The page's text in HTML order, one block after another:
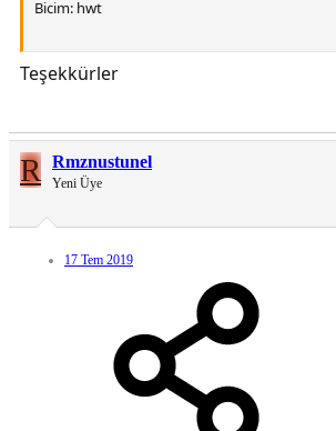
Bicim: hwt
Temadan Görüntüler
You do not have permission to view link
Tema Nasıl Uygulanır:
Download klasörüne inen zip dosyalasının
dahili depolama alanındaki Theme klasörüne
Ardından tema uygulamasını açın ve uygulayın.
Hepsi bu kadar güle güle kullanın
Teşekkürler
R Rmznustunel
Yeni Üye
17 Tem 2019